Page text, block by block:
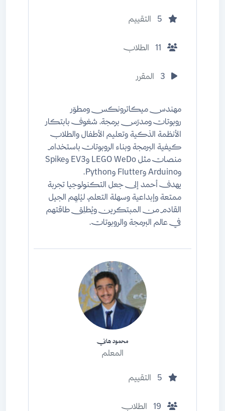
5 التقييم
11 الطلاب
3 المقرر
مهندس ميكاترونكس ومطوّر
روبوتات ومدرّس برمجة، شغوف بابتكار
الأنظمة الذكية وتعليم الأطفال والطلاب
كيفية البرمجة وبناء الروبوتات باستخدام
منصات مثل LEGO WeDo وEV3 وSpike
وArduino وFlutter وPython.
يهدف أحمد إلى جعل التكنولوجيا تجربة
ممتعة وإبداعية وسهلة التعلم، ليُلهِم الجيل
القادم من المبتكرين ويُطلِق طاقتهم
في عالم البرمجة والروبوتات.
محمود هاني
المعلم
5 التقييم
19 الطلاب